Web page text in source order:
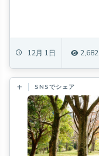
12月 1日 2,682
SNSでシェア